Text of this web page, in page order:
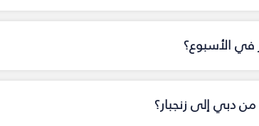
في الأسبوع؟
من دبي إلى زنجبار؟